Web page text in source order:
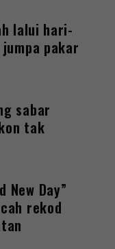
lalui hari-
pakar
sabar
tak
New Day”
rekod